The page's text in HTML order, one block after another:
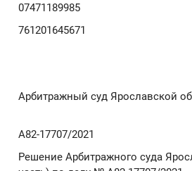
07471189985
761201645671
Арбитражный суд Ярославской
А82-17707/2021
Решение Арбитражного суда